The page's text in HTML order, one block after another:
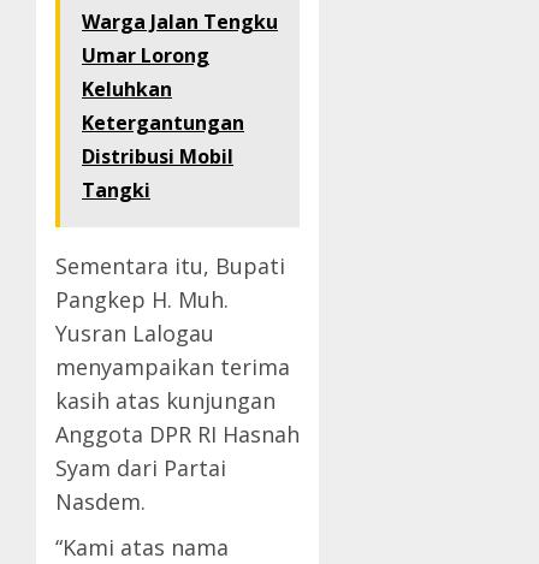
Warga Jalan Tengku
Umar Lorong
Keluhkan
Ketergantungan
Distribusi Mobil
Tangki
Sementara itu, Bupati
Pangkep H. Muh.
Yusran Lalogau
menyampaikan terima
kasih atas kunjungan
Anggota DPR RI Hasnah
Syam dari Partai
Nasdem.
“Kami atas nama